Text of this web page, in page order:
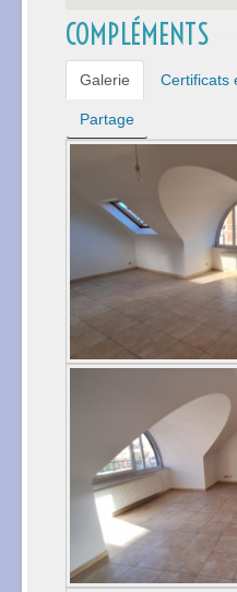
COMPLÉMENTS
Galerie Certificats
Partage